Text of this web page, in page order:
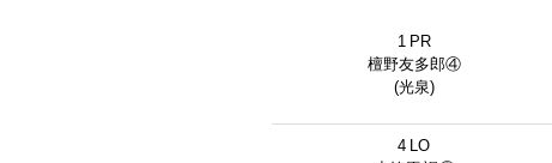
1 PR
檀野友多郎④
(光泉)
4 LO